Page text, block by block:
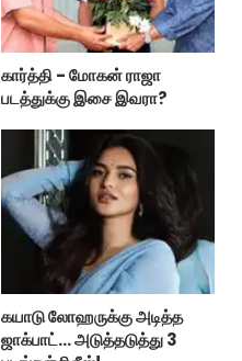
கார்த்தி - மோகன் ராஜா
படத்துக்கு இசை இவரா?
கயாடு லோஹருக்கு அடித்த
ஜாக்பாட்... அடுத்தடுத்து 3